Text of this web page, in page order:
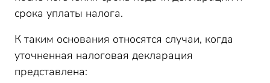
срока уплаты налога.
К таким основания относятся случаи, когда
уточненная налоговая декларация
представлена: